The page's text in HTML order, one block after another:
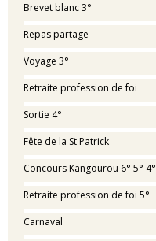
Brevet blanc 3°
Repas partage
Voyage 3°
Retraite profession de foi
Sortie 4°
Fête de la St Patrick
Concours Kangourou 6° 5° 4°
Retraite profession de foi 5°
Carnaval